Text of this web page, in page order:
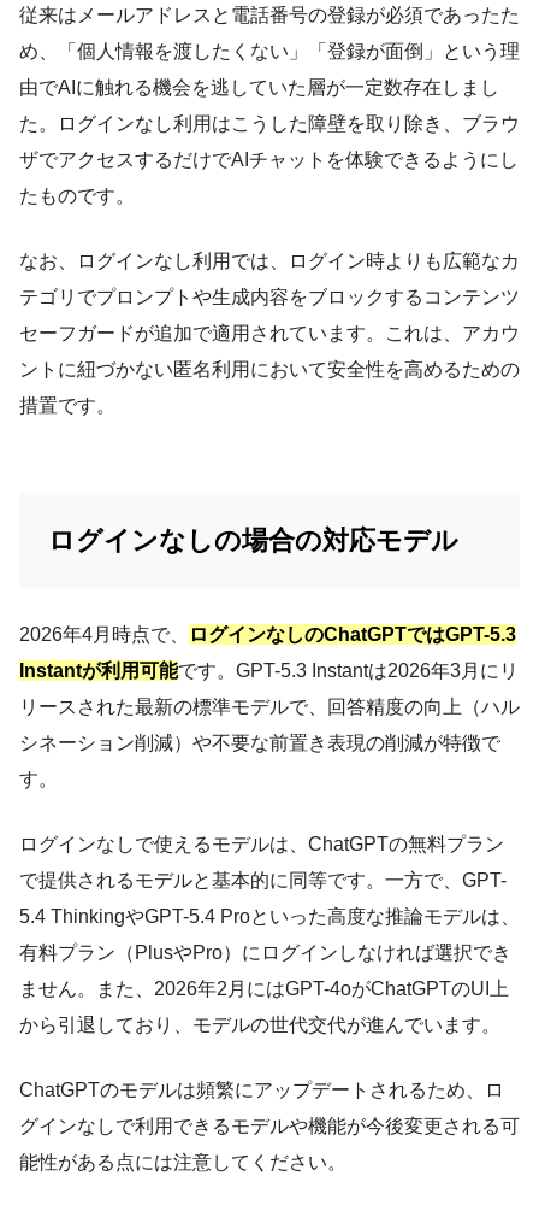
従来はメールアドレスと電話番号の登録が必須であったた
め、「個人情報を渡したくない」「登録が面倒」という理
由でAIに触れる機会を逃していた層が一定数存在しまし
た。ログインなし利用はこうした障壁を取り除き、ブラウ
ザでアクセスするだけでAIチャットを体験できるようにし
たものです。
なお、ログインなし利用では、ログイン時よりも広範なカ
テゴリでプロンプトや生成内容をブロックするコンテンツ
セーフガードが追加で適用されています。これは、アカウ
ントに紐づかない匿名利用において安全性を高めるための
措置です。
ログインなしの場合の対応モデル
2026年4月時点で、
ログインなしのChatGPTではGPT-5.3
Instantが利用可能です。GPT-5.3 Instantは2026年3月にリ
リースされた最新の標準モデルで、回答精度の向上（ハル
シネーション削減）や不要な前置き表現の削減が特徴で
す。
ログインなしで使えるモデルは、ChatGPTの無料プラン
で提供されるモデルと基本的に同等です。一方で、GPT-
5.4 ThinkingやGPT-5.4 Proといった高度な推論モデルは、
有料プラン（PlusやPro）にログインしなければ選択でき
ません。また、2026年2月にはGPT-4oがChatGPTのUI上
から引退しており、モデルの世代交代が進んでいます。
ChatGPTのモデルは頻繁にアップデートされるため、ロ
グインなしで利用できるモデルや機能が今後変更される可
能性がある点には注意してください。